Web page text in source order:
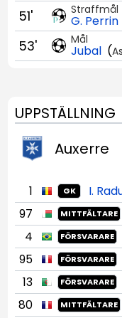
Straffmål
G. Perrin
51'
Mål
Jubal (
53'
UPPSTÄLLNING
Auxerre
1 GK
I.
97
MITTFÄLTARE
4
FÖRSVARARE
95 FÖRSVARARE
13
FÖRSVARARE
80
MITTFÄLTARE